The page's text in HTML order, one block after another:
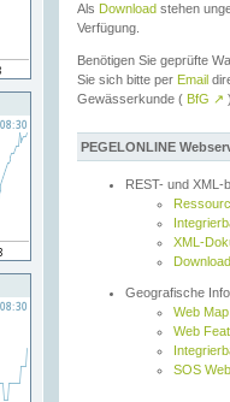
Als Download stehen
Verfügung.
Benötigen Sie geprüfte
Sie sich bitte per Email
Gewässerkunde ( BfG ↗
PEGELONLINE
REST- und XML-
XML-
Geografische
Web
Web
SOS